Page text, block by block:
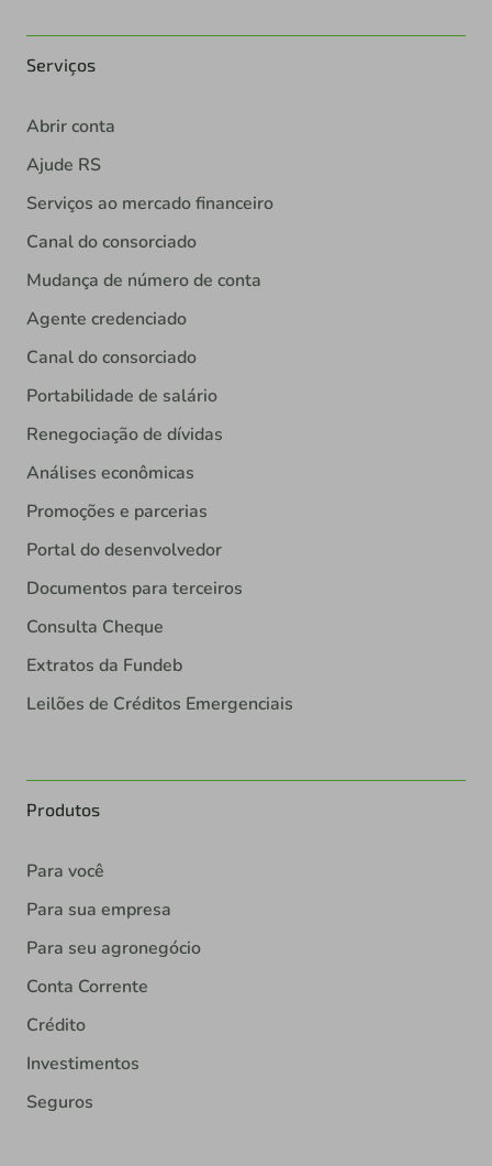
Serviços
Abrir conta
Ajude RS
Serviços ao mercado financeiro
Canal do consorciado
Mudança de número de conta
Agente credenciado
Canal do consorciado
Portabilidade de salário
Renegociação de dívidas
Análises econômicas
Promoções e parcerias
Portal do desenvolvedor
Documentos para terceiros
Consulta Cheque
Extratos da Fundeb
Leilões de Créditos Emergenciais
Produtos
Para você
Para sua empresa
Para seu agronegócio
Conta Corrente
Crédito
Investimentos
Seguros